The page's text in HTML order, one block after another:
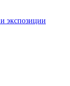
экспозиции